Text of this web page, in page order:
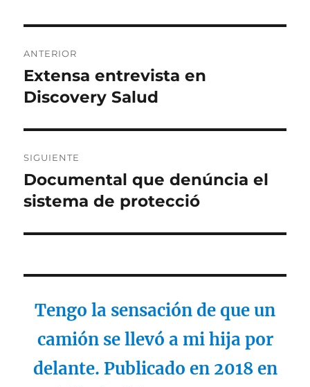
de
entradas
ANTERIOR
Entrada
anterior:
Extensa entrevista en
Discovery Salud
SIGUIENTE
Entrada
siguiente:
Documental que denúncia el
sistema de protecció
Tengo la sensación de que un
camión se llevó a mi hija por
delante. Publicado en 2018 en